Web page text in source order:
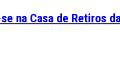
na Casa de Retiros